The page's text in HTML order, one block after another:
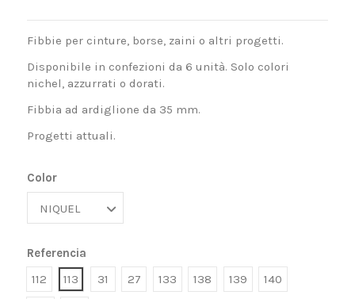
Fibbie per cinture, borse, zaini o altri progetti.
Disponibile in confezioni da 6 unità. Solo colori
nichel, azzurrati o dorati.
Fibbia ad ardiglione da 35 mm.
Progetti attuali.
Color
Referencia
112
113 31 27 133 138 139 140